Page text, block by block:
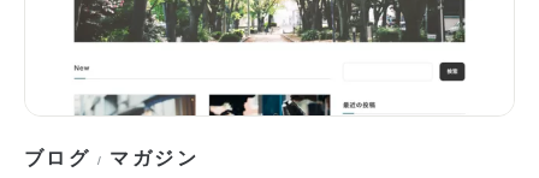
ブログ / マガジン